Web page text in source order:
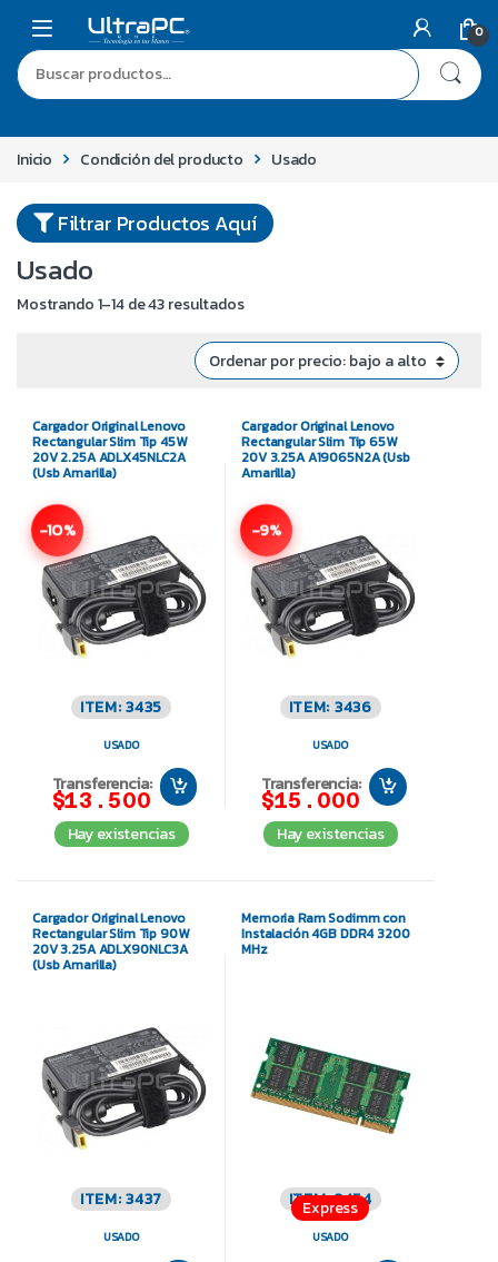
0
Inicio Condición del producto Usado
Filtrar Productos Aquí
Usado
Mostrando 1–14 de 43 resultados
Cargador Original Lenovo
Rectangular Slim Tip 45W
20V 2.25A ADLX45NLC2A
(Usb Amarilla)
-10%
ITEM: 3435
USADO
Transferencia:
$13.500
Hay existencias
Cargador Original Lenovo
Rectangular Slim Tip 65W
20V 3.25A A19065N2A (Usb
Amarilla)
-9%
ITEM: 3436
USADO
Transferencia:
$15.000
Hay existencias
Cargador Original Lenovo
Rectangular Slim Tip 90W
20V 3.25A ADLX90NLC3A
(Usb Amarilla)
ITEM: 3437
USADO
Express
Memoria Ram Sodimm con
Instalación 4GB DDR4 3200
MHz
ITEM: 3454
USADO